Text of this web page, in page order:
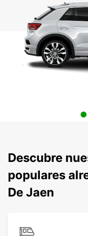
Descubre
populares
De Jaen